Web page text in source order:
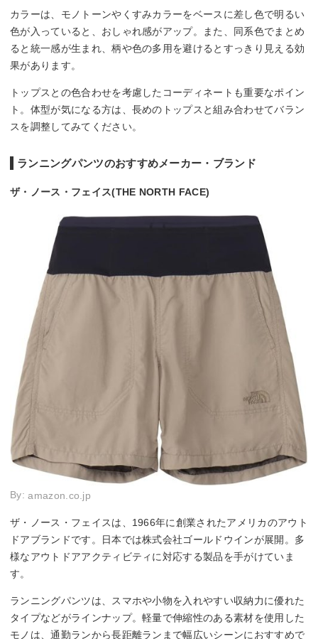
カラーは、モノトーンやくすみカラーをベースに差し色で明るい
色が入っていると、おしゃれ感がアップ。また、同系色でまとめ
ると統一感が生まれ、柄や色の多用を避けるとすっきり見える効
果があります。
トップスとの色合わせを考慮したコーディネートも重要なポイン
ト。体型が気になる方は、長めのトップスと組み合わせてバラン
スを調整してみてください。
ランニングパンツのおすすめメーカー・ブランド
ザ・ノース・フェイス(THE NORTH FACE)
By:amazon.co.jp
ザ・ノース・フェイスは、1966年に創業されたアメリカのアウト
ドアブランドです。日本では株式会社ゴールドウインが展開。多
様なアウトドアアクティビティに対応する製品を手がけていま
す。
ランニングパンツは、スマホや小物を入れやすい収納力に優れた
タイプなどがラインナップ。軽量で伸縮性のある素材を使用した
モノは、通勤ランから長距離ランまで幅広いシーンにおすすめで